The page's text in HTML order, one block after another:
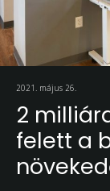
2021. május 26.
2
felett a